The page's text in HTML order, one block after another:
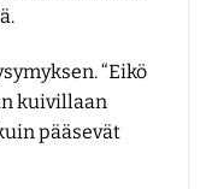
“Eikö
kuivillaan
pääsevät